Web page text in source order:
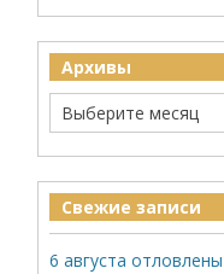
Архивы
Свежие записи
6 августа